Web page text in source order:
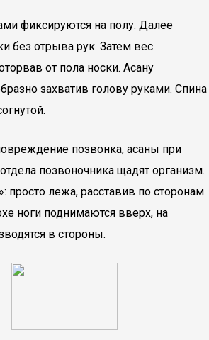
фиксируются на полу. Далее
без отрыва рук. Затем вес
от пола носки. Асану
захватив голову руками. Спина
позвонка, асаны при
позвоночника щадят организм.
просто лежа, расставив по сторонам
ноги поднимаются вверх, на
в стороны.